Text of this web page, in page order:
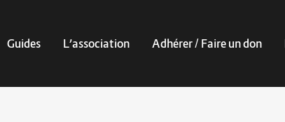
Guides L’association Adhérer / Faire un don